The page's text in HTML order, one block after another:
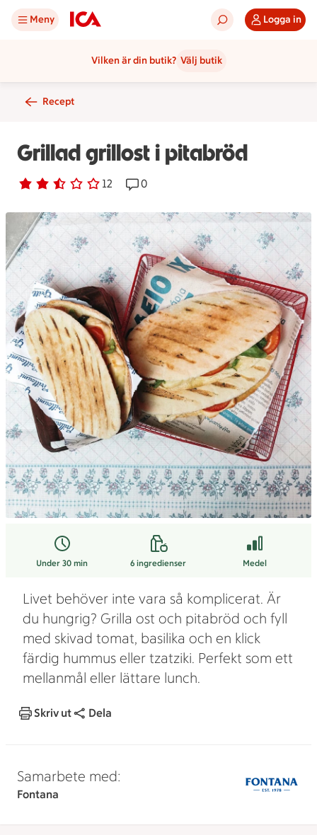
Meny Logga in
Vilken är din butik? Välj butik
Recept
Grillad grillost i pitabröd
Betyg 2.7 av 5. 12
12 personer har röstatReceptet har 0 kommentarer
0
Under 30 min 6ingredienser Medel
Livet behöver inte vara så komplicerat. Är
du hungrig? Grilla ost och pitabröd och fyll
med skivad tomat, basilika och en klick
färdig hummus eller tzatziki. Perfekt som ett
mellanmål eller lättare lunch.
Skriv ut Dela
Samarbete med:
Fontana